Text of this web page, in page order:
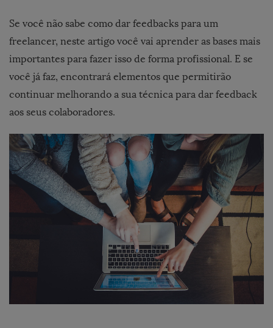
Se você não sabe como dar feedbacks para um
freelancer, neste artigo você vai aprender as bases mais
importantes para fazer isso de forma profissional. E se
você já faz, encontrará elementos que permitirão
continuar melhorando a sua técnica para dar feedback
aos seus colaboradores.